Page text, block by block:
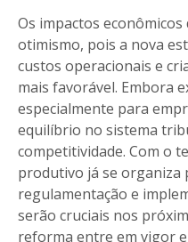
Os impactos
otimismo, pois a nova
custos operacionais e
mais favorável. Embora
especialmente para
equilíbrio no sistema
competitividade. Com o
produtivo já se organiza
regulamentação e
serão cruciais nos
reforma entre em vigor